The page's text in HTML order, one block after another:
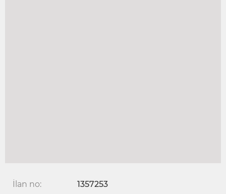
İlan no: 1357253